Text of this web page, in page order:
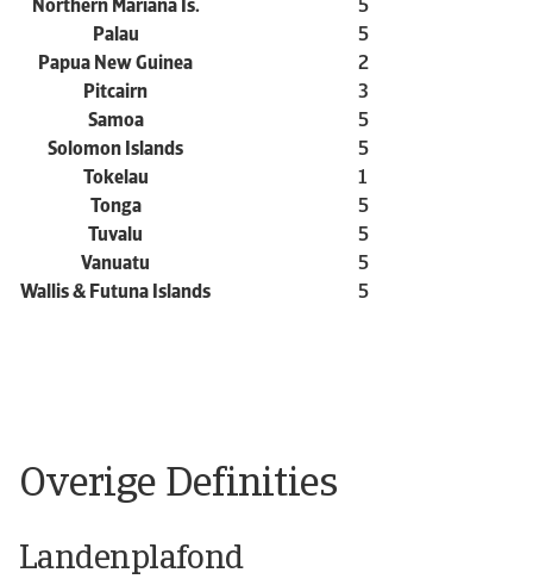
Northern Mariana Is.
5
Palau
5
Papua New Guinea
2
Pitcairn
3
Samoa
5
Solomon Islands
5
Tokelau
1
Tonga
5
Tuvalu
5
Vanuatu
5
Wallis & Futuna Islands
5
Overige Definities
Landenplafond